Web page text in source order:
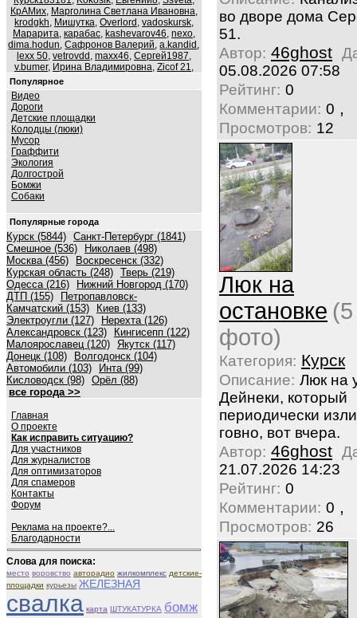
КрАМих, Марголина Светлана Ивановна,
krodgkh, Мишутка, Overlord , vadoskursk,
Марарита, карабас, kashevarov46, nexo,
dima.hodun,Сафронов Валерий,a.kandid ,
lexx 50, vetrovdd , maxx46, Сергей1987,
v.bumer, Ирина Владимировна, Zicof 21,
Популярное
Видео
Дороги
Детские площадки
Колодцы (люки)
Мусор
Граффити
Экология
Долгострой
Бомжи
Собаки
Популярные города
Курск (5844) Санкт-Петербург (1841)
Смешное (536)
Николаев (498)
Москва (456)
Воскресенск (332)
Курская область (248) Тверь (219)
Одесса (216)
Нижний Новгород (170)
ДТП (155)
Петропавловск-
Камчатский (153)
Киев (133)
Электроугли (127)
Нерехта (126)
Александровск (123)
Кингисепп (122)
Малоярославец (120) Якутск (117)
Донецк (108)
Волгодонск (104)
Автомобили (103)
Инта (99)
Кисловодск (98) Орёл (88)
все города >>
Главная
О проекте
Как исправить ситуацию?
Для участников
Для журналистов
Для оптимизаторов
Для спамеров
Контакты
Форум
Реклама на проекте?...
Благодарности
Слова для поиска:
место воровство авторадио жилкомплекс детские-
площадки курьезы ЖЕЛЕЗНАЯ
свалка карта ШТУКАТУРКА бомж
во дворе дома
51.
Автор: 46ghost
05.08.2026 07:58
Рейтинг: 0
Комментарии: 0 ,
Просмотров: 12
Люк на
остановке (5
фото)
Категория: Курск
Описание: Люк на
Дейнеки, который
периодически
говно, вот вчера.
Автор: 46ghost
21.07.2026 14:23
Рейтинг: 0
Комментарии: 0 ,
Просмотров: 26